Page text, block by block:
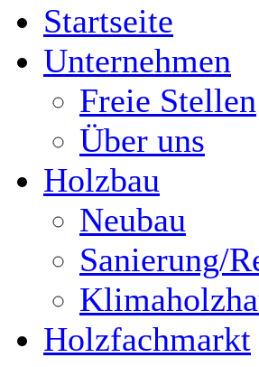
Startseite
Unternehmen
Freie Stellen
Über uns
Holzbau
Neubau
Sanierung/
Holzfachmarkt